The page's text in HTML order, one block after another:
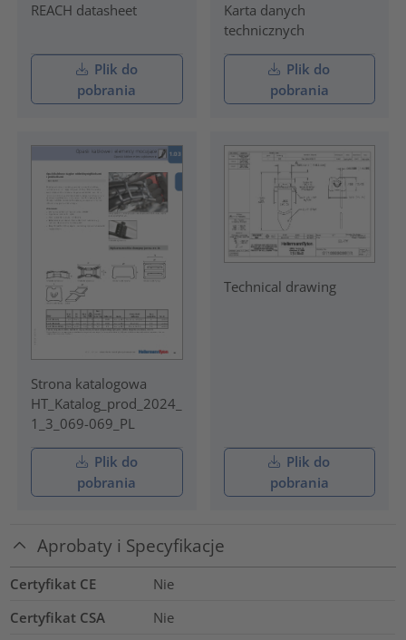
REACH datasheet
Plik do
pobrania
Karta danych
technicznych
Plik do
pobrania
Strona katalogowa
HT_Katalog_prod_2024_
1_3_069-069_PL
Plik do
pobrania
Technical drawing
Plik do
pobrania
Aprobaty i Specyfikacje
Certyfikat CE
Nie
Certyfikat CSA
Nie